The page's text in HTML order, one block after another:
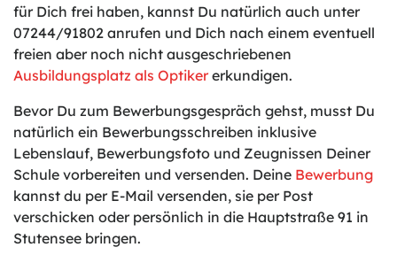
für Dich frei haben, kannst Du natürlich auch unter
07244/91802 anrufen und Dich nach einem eventuell
freien aber noch nicht ausgeschriebenen
Ausbildungsplatz als Optiker erkundigen.
Bevor Du zum Bewerbungsgespräch gehst, musst Du
natürlich ein Bewerbungsschreiben inklusive
Lebenslauf, Bewerbungsfoto und Zeugnissen Deiner
Schule vorbereiten und versenden. Deine Bewerbung
kannst du per E-Mail versenden, sie per Post
verschicken oder persönlich in die Hauptstraße 91 in
Stutensee bringen.